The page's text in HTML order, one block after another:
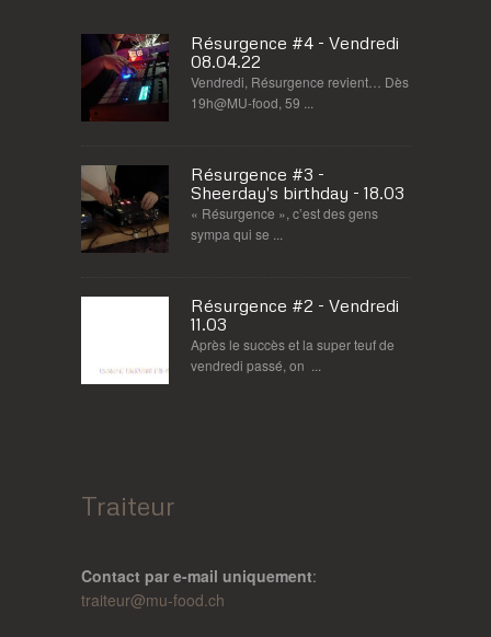
Résurgence #4 - Vendredi
08.04.22
Vendredi, Résurgence revient… Dès
19h@MU-food, 59 ...
Résurgence #3 -
Sheerday's birthday - 18.03
« Résurgence », c’est des gens
sympa qui se ...
Résurgence #2 - Vendredi
11.03
Après le succès et la super teuf de
vendredi passé, on ...
Traiteur
Contact par e-mail uniquement:
traiteur@mu-food.ch